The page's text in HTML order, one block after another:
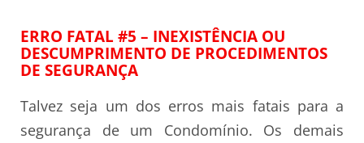
ERRO FATAL #5 – INEXISTÊNCIA OU
DESCUMPRIMENTO DE PROCEDIMENTOS
DE SEGURANÇA
Talvez seja um dos erros mais fatais para a
segurança de um Condomínio. Os demais